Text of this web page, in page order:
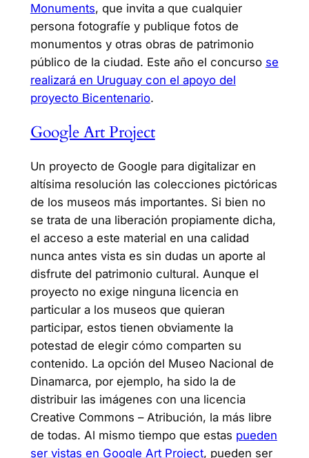
Monuments, que invita a que cualquier
persona fotografíe y publique fotos de
monumentos y otras obras de patrimonio
público de la ciudad. Este año el concurso se
realizará en Uruguay con el apoyo del
proyecto Bicentenario.
Google Art Project
Un proyecto de Google para digitalizar en
altísima resolución las colecciones pictóricas
de los museos más importantes. Si bien no
se trata de una liberación propiamente dicha,
el acceso a este material en una calidad
nunca antes vista es sin dudas un aporte al
disfrute del patrimonio cultural. Aunque el
proyecto no exige ninguna licencia en
particular a los museos que quieran
participar, estos tienen obviamente la
potestad de elegir cómo comparten su
contenido. La opción del Museo Nacional de
Dinamarca, por ejemplo, ha sido la de
distribuir las imágenes con una licencia
Creative Commons – Atribución, la más libre
de todas. Al mismo tiempo que estas pueden
ser vistas en Google Art Project, pueden ser